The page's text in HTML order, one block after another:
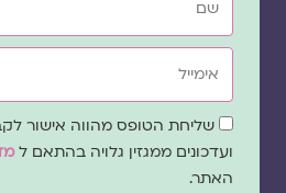
אימייל
שדהשליחת הטופס מהווה אישור
ועדכונים ממגזין גלויה בהתאם ל
האתר.